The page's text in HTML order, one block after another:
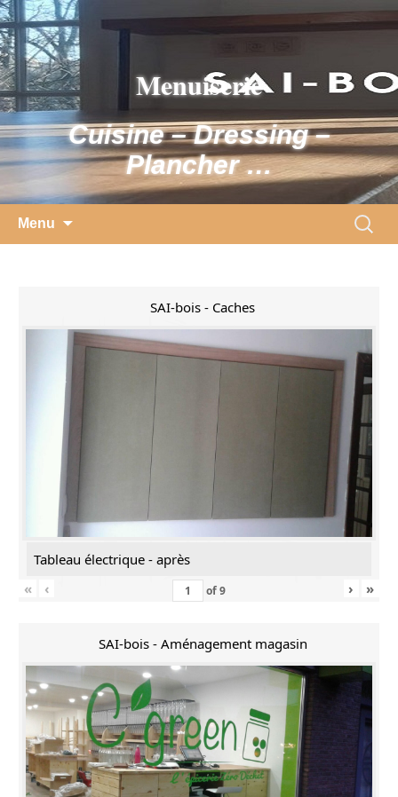
Skip
to
content
Menuiserie
Cuisine – Dressing –
Plancher …
Menu
Search
for:
SAI-bois - Caches
Tableau électrique - après
«
‹ of9 › »
SAI-bois - Aménagement magasin